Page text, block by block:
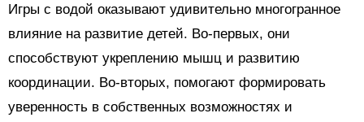
Игры с водой оказывают удивительно многогранное
влияние на развитие детей. Во-первых, они
способствуют укреплению мышц и развитию
координации. Во-вторых, помогают формировать
уверенность в собственных возможностях и